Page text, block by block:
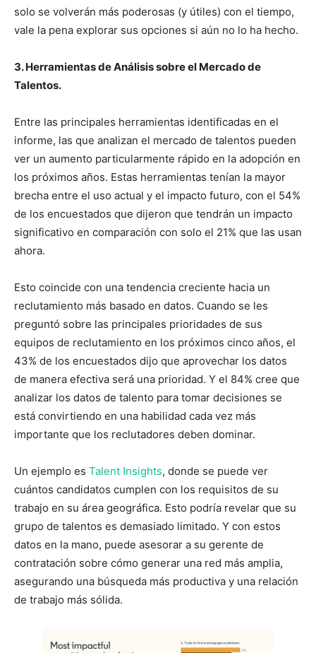
solo se volverán más poderosas (y útiles) con el tiempo,
vale la pena explorar sus opciones si aún no lo ha hecho.
3. Herramientas de Análisis sobre el Mercado de
Talentos.
Entre las principales herramientas identificadas en el
informe, las que analizan el mercado de talentos pueden
ver un aumento particularmente rápido en la adopción en
los próximos años. Estas herramientas tenían la mayor
brecha entre el uso actual y el impacto futuro, con el 54%
de los encuestados que dijeron que tendrán un impacto
significativo en comparación con solo el 21% que las usan
ahora.
Esto coincide con una tendencia creciente hacia un
reclutamiento más basado en datos. Cuando se les
preguntó sobre las principales prioridades de sus
equipos de reclutamiento en los próximos cinco años, el
43% de los encuestados dijo que aprovechar los datos
de manera efectiva será una prioridad. Y el 84% cree que
analizar los datos de talento para tomar decisiones se
está convirtiendo en una habilidad cada vez más
importante que los reclutadores deben dominar.
Un ejemplo es Talent Insights, donde se puede ver
cuántos candidatos cumplen con los requisitos de su
trabajo en su área geográfica. Esto podría revelar que su
grupo de talentos es demasiado limitado. Y con estos
datos en la mano, puede asesorar a su gerente de
contratación sobre cómo generar una red más amplia,
asegurando una búsqueda más productiva y una relación
de trabajo más sólida.